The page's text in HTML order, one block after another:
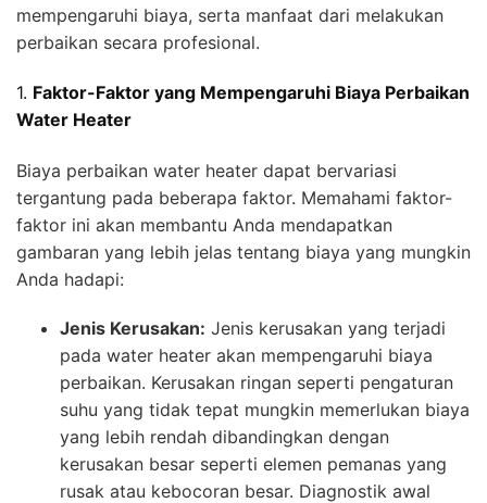
mempengaruhi biaya, serta manfaat dari melakukan
perbaikan secara profesional.
1. Faktor-Faktor yang Mempengaruhi Biaya Perbaikan
Water Heater
Biaya perbaikan water heater dapat bervariasi
tergantung pada beberapa faktor. Memahami faktor-
faktor ini akan membantu Anda mendapatkan
gambaran yang lebih jelas tentang biaya yang mungkin
Anda hadapi:
Jenis Kerusakan: Jenis kerusakan yang terjadi
pada water heater akan mempengaruhi biaya
perbaikan. Kerusakan ringan seperti pengaturan
suhu yang tidak tepat mungkin memerlukan biaya
yang lebih rendah dibandingkan dengan
kerusakan besar seperti elemen pemanas yang
rusak atau kebocoran besar. Diagnostik awal